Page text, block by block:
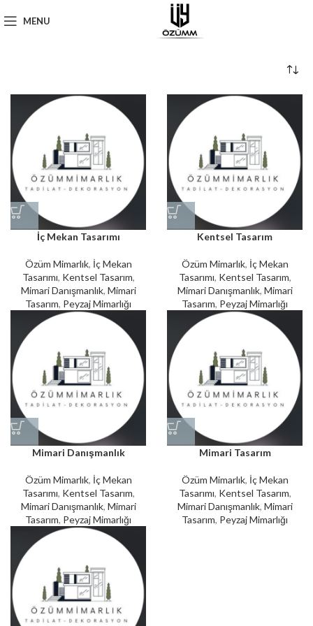
MENU
İç Mekan Tasarımı
Özüm Mimarlık, İç Mekan
Tasarımı, Kentsel Tasarım,
Mimari Danışmanlık, Mimari
Tasarım, Peyzaj Mimarlığı
Kentsel Tasarım
Özüm Mimarlık, İç Mekan
Tasarımı, Kentsel Tasarım,
Mimari Danışmanlık, Mimari
Tasarım, Peyzaj Mimarlığı
Mimari Danışmanlık
Özüm Mimarlık, İç Mekan
Tasarımı, Kentsel Tasarım,
Mimari Danışmanlık, Mimari
Tasarım, Peyzaj Mimarlığı
Mimari Tasarım
Özüm Mimarlık, İç Mekan
Tasarımı, Kentsel Tasarım,
Mimari Danışmanlık, Mimari
Tasarım, Peyzaj Mimarlığı